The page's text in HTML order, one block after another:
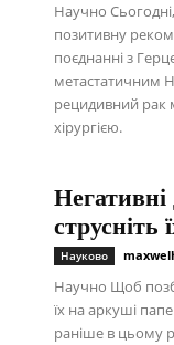
Научно
позитивну
поєднанні з
метастатичним
рецидивний рак
хірургією.
струсніть
Науково
Научно Щоб
їх на аркуші
раніше в цьому